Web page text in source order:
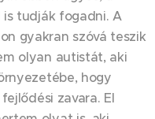
is tudják fogadni. A
gyakran szóvá teszik
olyan autistát, aki
hogy
zavara. El